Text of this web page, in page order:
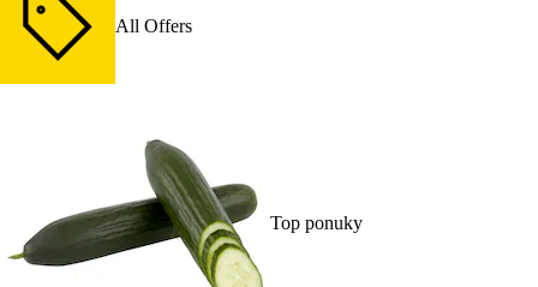
All Offers
Top ponuky